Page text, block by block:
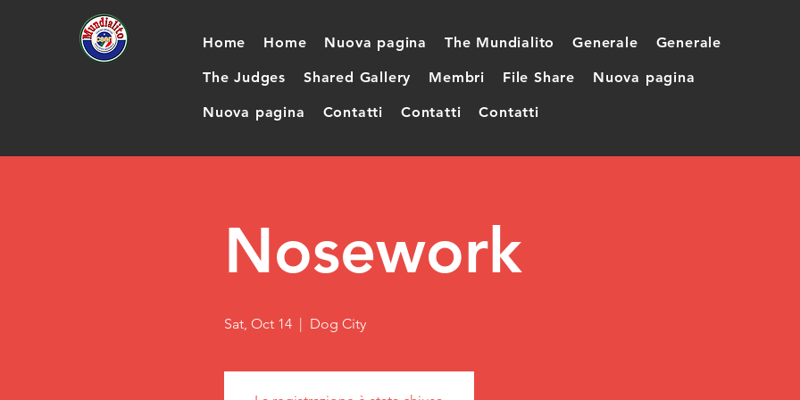
Home Home Nuova pagina The Mundialito Generale Generale
The Judges Shared Gallery Membri File Share Nuova pagina
Nuova pagina Contatti Contatti Contatti
Nosework
Sat, Oct 14
  |
Dog City